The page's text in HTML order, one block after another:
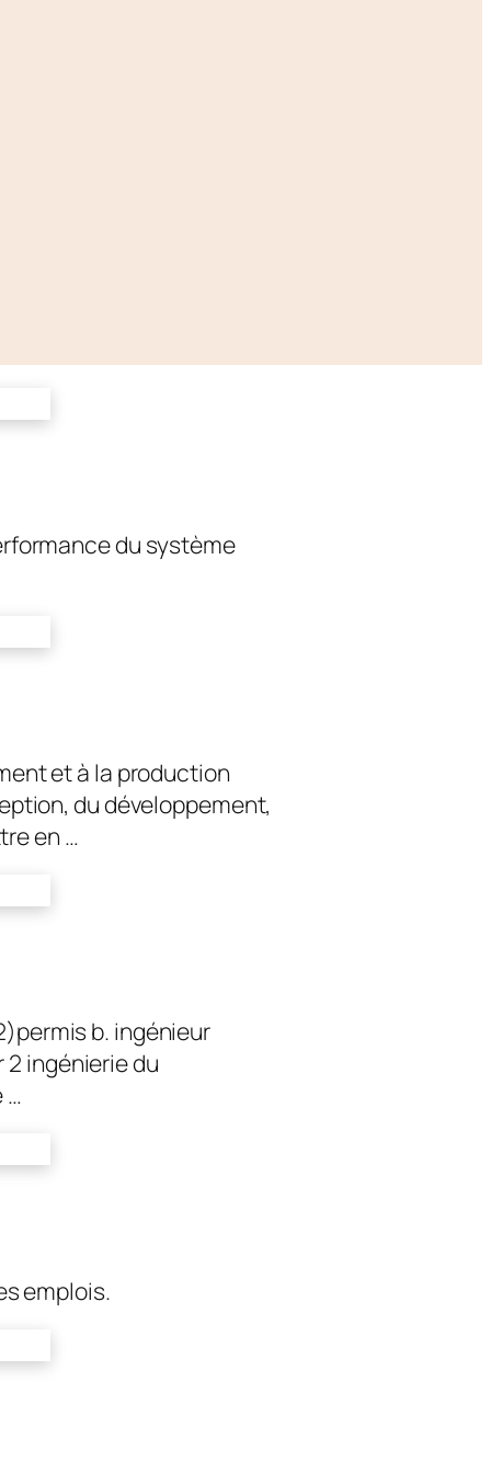
du système
et à la production
du développement,
en …
b. ingénieur
ingénierie du
…
emplois.